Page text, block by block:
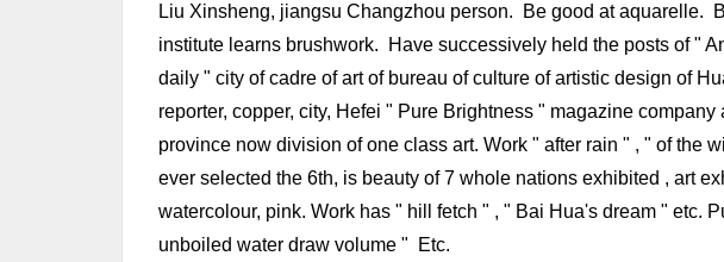
Liu Xinsheng, jiangsu Changzhou person. Be good at aquarelle.
institute learns brushwork. Have successively held the posts of "
daily " city of cadre of art of bureau of culture of artistic design of
reporter, copper, city, Hefei " Pure Brightness " magazine
province now division of one class art. Work " after rain " , " of the
ever selected the 6th, is beauty of 7 whole nations exhibited , art
watercolour, pink. Work has " hill fetch " , " Bai Hua's dream " etc.
unboiled water draw volume " Etc.